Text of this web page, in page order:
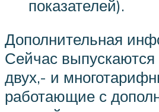
показателей).
Дополнительная
Сейчас
двух,- и
работающие с